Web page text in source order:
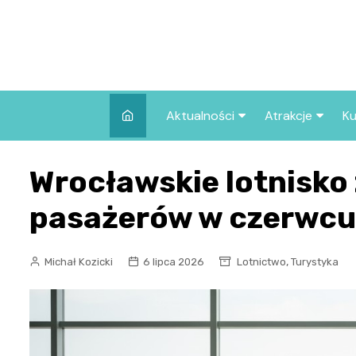
Aktualności
Wszystkie wpisy
Atrakcje
we Wrocławiu
Co warto
Wrocławiu?
Wrocławskie
pasażerów w
Michał Kozicki 6 lipca 2026 Lotnictwo, Turystyka